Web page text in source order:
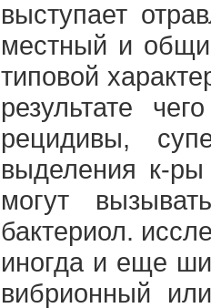
выступает
местный и
типовой
результате
рецидивы,
выделения к-ры
могут
бактериол.
иногда и еще
вибрионный